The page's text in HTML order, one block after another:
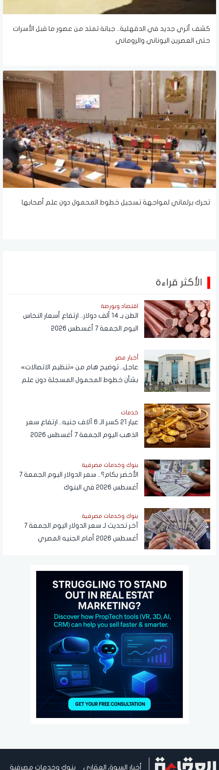
كشف أثري جديد في الدقهلية.. جبانة تمتد من عصور ما قبل الأسرات
حتى العصرين اليوناني والروماني
تحرك برلماني لمواجهة تسجيل خطوط المحمول دون علم أصحابها
الأكثر قراءة
اقتصاد وبورصة
الطن بـ 14 ألف دولار.. ارتفاع أسعار النحاس
اليوم الجمعة 7 أغسطس 2026
أخبار مصر
عاجل.. توضيح هام من «تنظيم الاتصالات»
بشأن خطوط المحمول المسجلة دون علم
خدمات
عيار 21 كسر الـ 6 آلاف جنيه.. ارتفاع سعر
الذهب اليوم الجمعة 7 أغسطس 2026
بنوك وخدمات مصرفية
الأخضر بكام؟.. سعر الدولار اليوم الجمعة 7
أغسطس 2026 في البنوك
بنوك وخدمات مصرفية
آخر تحديث لـ سعر الدولار اليوم الجمعة 7
أغسطس 2026 أمام الجنيه المصري
أخبار السوق العقاري بنوك وخدمات مصرفية